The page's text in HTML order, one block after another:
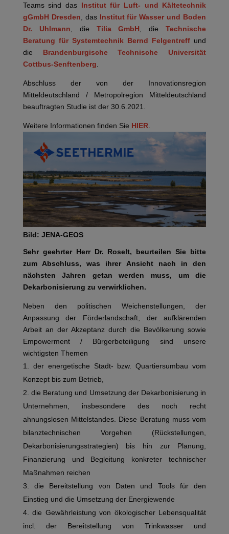
Teams sind das Institut für Luft- und Kältetechnik
gGmbH Dresden , das Institut für Wasser und Boden
Dr. Uhlmann , die Tilia GmbH , dieTechnische
Beratung für Systemtechnik Bernd Felgentreff und
die Brandenburgische Technische Universität
Cottbus-Senftenberg
Abschluss der von der Innovationsregion
Mitteldeutschland / Metropolregion Mitteldeutschland
beauftragten Studie ist der 30.6.2021.
Weitere Informationen finden Sie HIER.
Bild: JENA-GEOS
Sehr geehrter Herr Dr. Roselt, beurteilen Sie bitte
zum Abschluss, was ihrer Ansicht nach in den
nächsten Jahren getan werden muss, um die
Dekarbonisierung zu verwirklichen.
Neben den politischen Weichenstellungen, der
Anpassung der Förderlandschaft, der aufklärenden
Arbeit an der Akzeptanz durch die Bevölkerung sowie
Empowerment / Bürgerbeteiligung sind unsere
wichtigsten Themen
der energetische Stadt- bzw. Quartiersumbau vom
Konzept bis zum Betrieb,
die Beratung und Umsetzung der Dekarbonisierung in
Unternehmen, insbesondere des noch recht
ahnungslosen Mittelstandes. Diese Beratung muss vom
bilanztechnischen Vorgehen (Rückstellungen,
Dekarbonisierungsstrategien) bis hin zur Planung,
Finanzierung und Begleitung konkreter technischer
Maßnahmen reichen
die Bereitstellung von Daten und Tools für den
Einstieg und die Umsetzung der Energiewende
die Gewährleistung von ökologischer Lebensqualität
incl. der Bereitstellung von Trinkwasser und